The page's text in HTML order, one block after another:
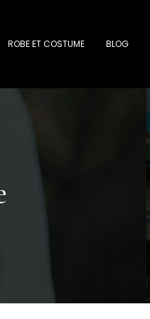
ROBE ET COSTUME BLOG